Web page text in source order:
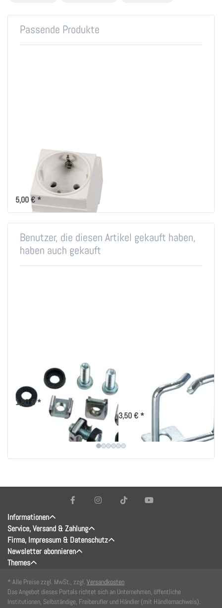
Passende Produkte
Einbausteckdose 1-
fach für Hutschiene
Steckdose offen für die 19 Zoll
Schutzschalterleiste
5,00 € *
Benutzer, die diesen Artikel gekauft haben,
haben auch gekauft
Montageset M6 für
19 Zoll-Technik
1,80 € *
40x40mm, vertikale
Kabelführung
3,50 € *
Informationen
Service, Versand & Zahlung
Firma, Impressum & Datenschutz
Newsletter abonnieren
Themes
* Alle Preise zzgl. MwSt., zzgl. Versandkosten
Das Angebot dieses Portals richtet sich an Unternehmen, öffentliche
Institutionen, Selbständige, Freiberufler und Händler (mit Händlernachweis).